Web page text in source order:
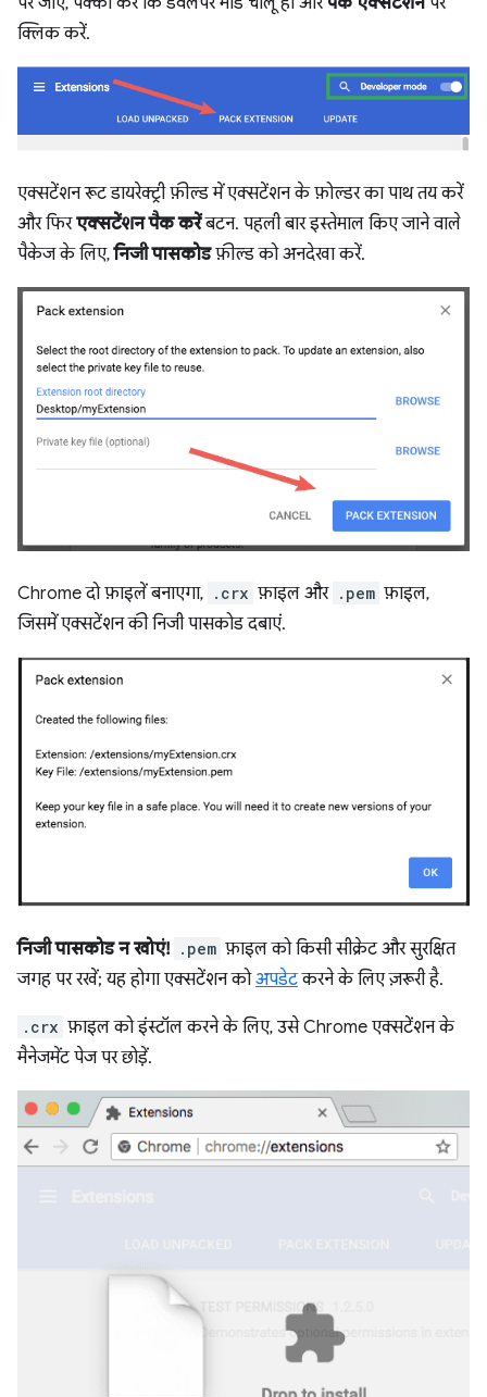
क्लिक करें.
एक्सटेंशन रूट डायरेक्ट्री फ़ील्ड में एक्सटेंशन के फ़ोल्डर का पाथ तय करें
और फिरएक्सटेंशन पैक करेंबटन. पहली बार इस्तेमाल किए जाने वाले
पैकेज के लिए,निजी पासकोडफ़ील्ड को अनदेखा करें.
Chrome दो फ़ाइलें बनाएगा, .crx फ़ाइल और .pem फ़ाइल,
जिसमें एक्सटेंशन की निजी पासकोड दबाएं.
निजी पासकोड न खोएं! .pem फ़ाइल को किसी सीक्रेट और सुरक्षित
जगह पर रखें; यह होगा एक्सटेंशन कोअपडेटकरने के लिए ज़रूरी है.
.crx फ़ाइल को इंस्टॉल करने के लिए, उसे Chrome एक्सटेंशन के
मैनेजमेंट पेज पर छोड़ें.